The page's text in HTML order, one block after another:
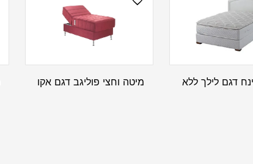
דגם לילך ללא
מיטה וחצי פוליגב דגם אקו